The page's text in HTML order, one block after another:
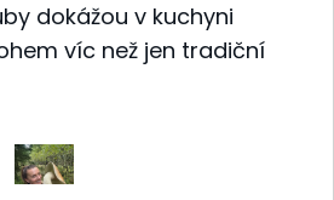
dokážou v kuchyni
víc než jen tradiční